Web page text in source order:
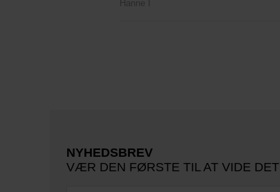
Hanne I
NYHEDSBREV
VÆR DEN FØRSTE TIL AT VIDE DET